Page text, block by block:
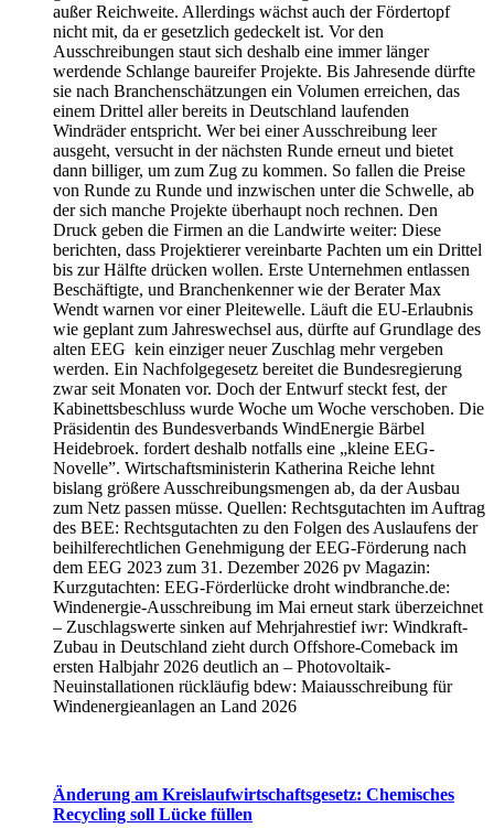
außer Reichweite. Allerdings wächst auch der Fördertopf
nicht mit, da er gesetzlich gedeckelt ist. Vor den
Ausschreibungen staut sich deshalb eine immer länger
werdende Schlange baureifer Projekte. Bis Jahresende dürfte
sie nach Branchenschätzungen ein Volumen erreichen, das
einem Drittel aller bereits in Deutschland laufenden
Windräder entspricht. Wer bei einer Ausschreibung leer
ausgeht, versucht in der nächsten Runde erneut und bietet
dann billiger, um zum Zug zu kommen. So fallen die Preise
von Runde zu Runde und inzwischen unter die Schwelle, ab
der sich manche Projekte überhaupt noch rechnen. Den
Druck geben die Firmen an die Landwirte weiter: Diese
berichten, dass Projektierer vereinbarte Pachten um ein Drittel
bis zur Hälfte drücken wollen. Erste Unternehmen entlassen
Beschäftigte, und Branchenkenner wie der Berater Max
Wendt warnen vor einer Pleitewelle. Läuft die EU-Erlaubnis
wie geplant zum Jahreswechsel aus, dürfte auf Grundlage des
alten EEG kein einziger neuer Zuschlag mehr vergeben
werden. Ein Nachfolgegesetz bereitet die Bundesregierung
zwar seit Monaten vor. Doch der Entwurf steckt fest, der
Kabinettsbeschluss wurde Woche um Woche verschoben. Die
Präsidentin des Bundesverbands WindEnergie Bärbel
Heidebroek. fordert deshalb notfalls eine „kleine EEG-
Novelle”. Wirtschaftsministerin Katherina Reiche lehnt
bislang größere Ausschreibungsmengen ab, da der Ausbau
zum Netz passen müsse. Quellen: Rechtsgutachten im Auftrag
des BEE: Rechtsgutachten zu den Folgen des Auslaufens der
beihilferechtlichen Genehmigung der EEG-Förderung nach
dem EEG 2023 zum 31. Dezember 2026 pv Magazin:
Kurzgutachten: EEG-Förderlücke droht windbranche.de:
Windenergie-Ausschreibung im Mai erneut stark überzeichnet
– Zuschlagswerte sinken auf Mehrjahrestief iwr: Windkraft-
Zubau in Deutschland zieht durch Offshore-Comeback im
ersten Halbjahr 2026 deutlich an – Photovoltaik-
Neuinstallationen rückläufig bdew: Maiausschreibung für
Windenergieanlagen an Land 2026
Änderung am Kreislaufwirtschaftsgesetz: Chemisches
Recycling soll Lücke füllen